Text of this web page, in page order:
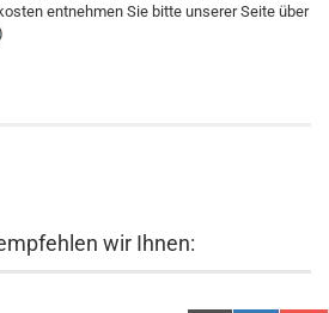
entnehmen Sie bitte unserer Seite über
wir Ihnen: